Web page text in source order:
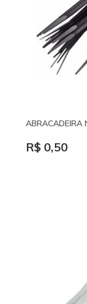
ABRACADEIRA
R$ 0,50